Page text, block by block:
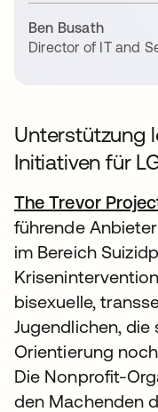
Ben Busath
Director of IT and
Unterstützung
Initiativen für
The Trevor
führende
im Bereich
bisexuelle,
Jugendlichen, die
Orientierung
Die Nonprofit-
den Machenden